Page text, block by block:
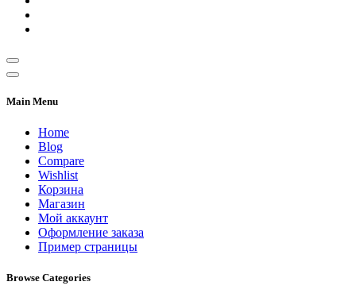
Main Menu
Home
Blog
Compare
Wishlist
Корзина
Магазин
Мой аккаунт
Оформление заказа
Пример страницы
Browse Categories